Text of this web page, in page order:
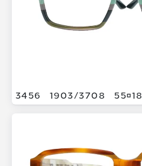
3456 1903/3708 5518